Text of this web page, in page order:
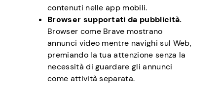
contenuti nelle app mobili.
Browser supportati da pubblicità.
Browser come Brave mostrano
annunci video mentre navighi sul Web,
premiando la tua attenzione senza la
necessità di guardare gli annunci
come attività separata.